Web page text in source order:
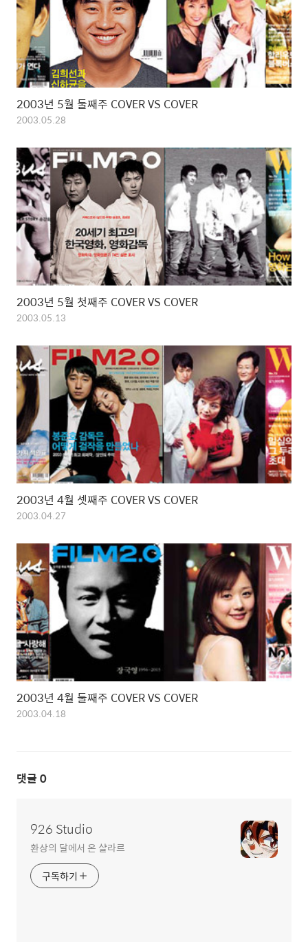
2003년 5월 둘째주 COVER VS COVER
2003.05.28
2003년 5월 첫째주 COVER VS COVER
2003.05.13
2003년 4월 셋째주 COVER VS COVER
2003.04.27
2003년 4월 둘째주 COVER VS COVER
2003.04.18
댓글 0
926 Studio
환상의 달에서 온 샬라르
구독하기